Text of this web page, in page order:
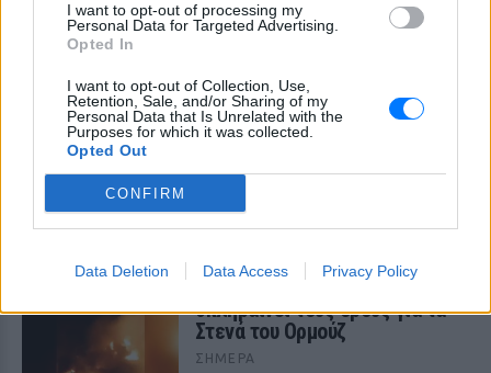
I want to opt-out of processing my
Personal Data for Targeted Advertising.
Opted In
I want to opt-out of Collection, Use,
Retention, Sale, and/or Sharing of my
Personal Data that Is Unrelated with the
Purposes for which it was collected.
Opted Out
CONFIRM
Data Deletion Data Access Privacy Policy
ΣΤΗΝ ΙΔΙΑ ΚΑΤΗΓΟΡΙΑ
Ελικόπτερο προσγειώνεται σε
λουόμενους στη Μήλο:
Παρέμβαση εισαγγελέα μετά το
viral βίντεο
Αεροπορίας, η αστυνομία και ο
εισαγγελέας μετά το επικίνδυνο
Χούθι χτύπησαν Aramco, Ιράν
σκληραίνει τους όρους για τα
Στενά του Ορμούζ
ΣΉΜΕΡΑ